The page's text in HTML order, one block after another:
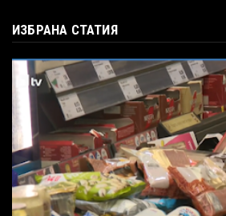
ИЗБРАНА СТАТИЯ